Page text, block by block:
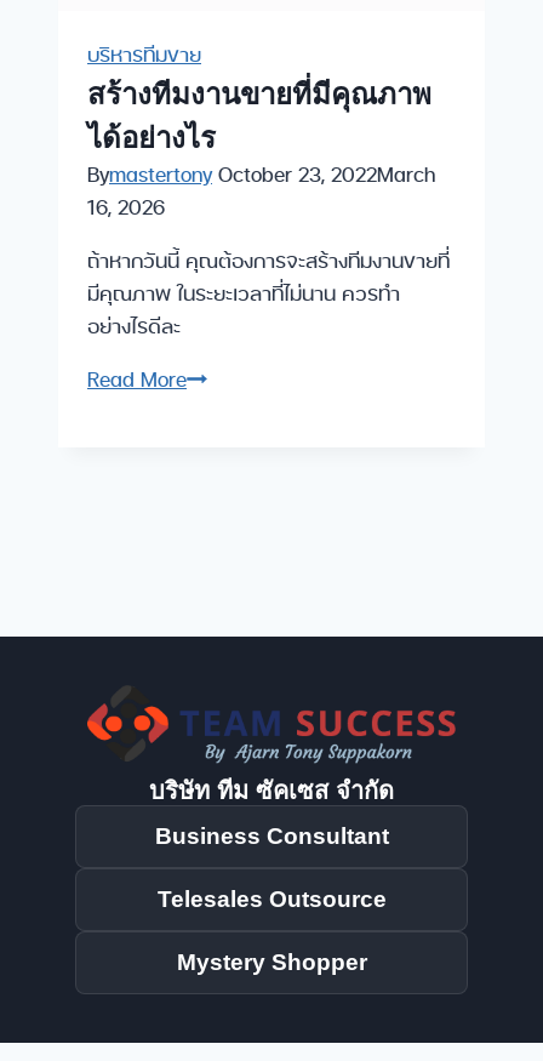
บริหารทีมขาย
สร้างทีมงานขายที่มีคุณภาพ
ได้อย่างไร
Bymastertony October 23, 2022March
16, 2026
ถ้าหากวันนี้ คุณต้องการจะสร้างทีมงานขายที่
มีคุณภาพ ในระยะเวลาที่ไม่นาน ควรทำ
อย่างไรดีละ
Read Moreสร้าง
อย่างไร
บริษัท ทีม ซัคเซส จำกัด
Business Consultant
Telesales Outsource
Mystery Shopper